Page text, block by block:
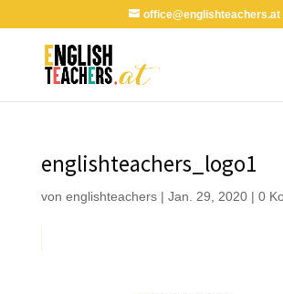
office@englishteachers.at
englishteachers_logo1
von englishteachers| Jan. 29, 2020| 0